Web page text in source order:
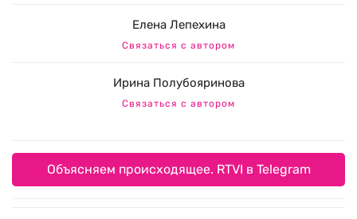
Елена Лепехина
Связаться с автором
Ирина Полубояринова
Связаться с автором
Объясняем происходящее. RTVI в Telegram